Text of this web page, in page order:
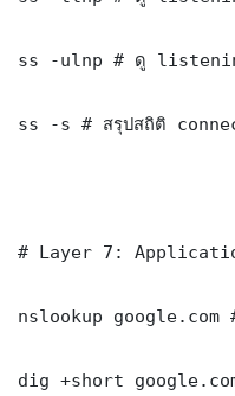
ss -ulnp # ดู
ss -s # สรุปสถิติ
# Layer 7:
nslookup google.com
dig +short